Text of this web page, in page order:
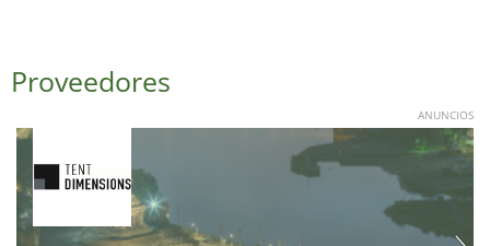
Proveedores
ANUNCIOS